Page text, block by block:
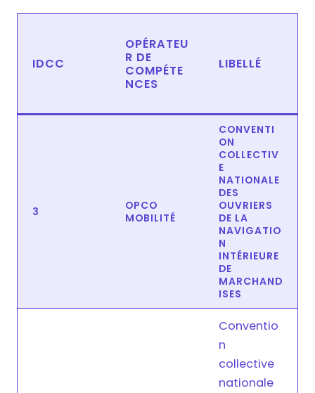
IDCC
OPÉRATEU
R DE
COMPÉTE
NCES
LIBELLÉ
3
OPCO
MOBILITÉ
CONVENTI
ON
COLLECTIV
E
NATIONALE
DES
OUVRIERS
DE LA
NAVIGATIO
N
INTÉRIEURE
DE
MARCHAND
ISES
Conventio
n
collective
nationale